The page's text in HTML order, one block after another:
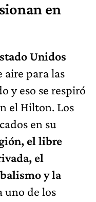
en
Unidos
aire para las
y eso se respiró
el Hilton. Los
en su
el libre
el
y la
uno de los